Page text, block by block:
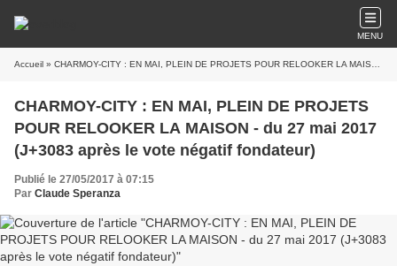
MENU
Accueil » CHARMOY-CITY : EN MAI, PLEIN DE PROJETS POUR RELOOKER LA MAISON - du 27 mai 2017 (J+3083 après le vote négatif fondateur)
CHARMOY-CITY : EN MAI, PLEIN DE PROJETS
POUR RELOOKER LA MAISON - du 27 mai 2017
(J+3083 après le vote négatif fondateur)
Publié le 27/05/2017 à 07:15
Par Claude Speranza